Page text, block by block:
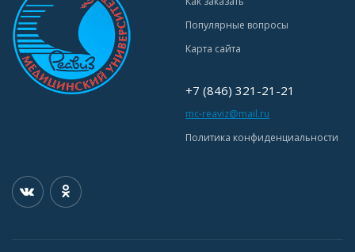
Популярные вопросы
Карта сайта
+7 (846) 321-21-21
mc-reaviz@mail.ru
Политика конфиденциальности